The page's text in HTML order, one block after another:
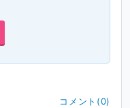
コメント(0)